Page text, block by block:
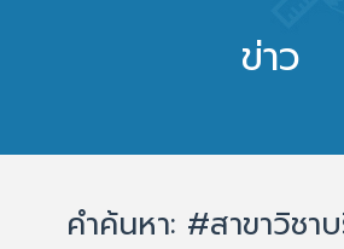
ข่าว
คำค้นหา: #สาขาวิชา